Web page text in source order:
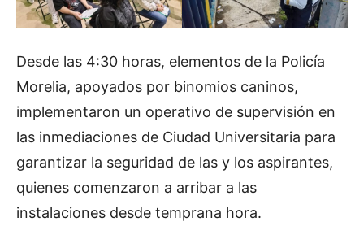
Desde las 4:30 horas, elementos de la Policía
Morelia, apoyados por binomios caninos,
implementaron un operativo de supervisión en
las inmediaciones de Ciudad Universitaria para
garantizar la seguridad de las y los aspirantes,
quienes comenzaron a arribar a las
instalaciones desde temprana hora.